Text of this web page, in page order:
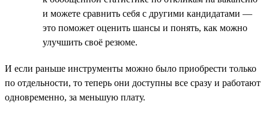
и можете сравнить себя с другими кандидатами —
это поможет оценить шансы и понять, как можно
улучшить своё резюме.
И если раньше инструменты можно было приобрести только
по отдельности, то теперь они доступны все сразу и работают
одновременно, за меньшую плату.